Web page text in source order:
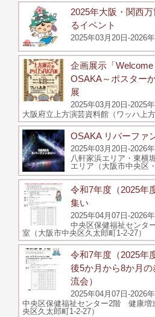
2025年大阪・関西
るイベント
2025年03月20日-2026
企画展示「Welcome
OSAKA～ポスター
展
2025年03月20日-2025
大阪府立上方演芸資料館（ワッハ上方
OSAKA リバーファ
2025年03月20日-2026
八軒家浜エリア・東横
エリア（大阪市中央区
令和7年度（2025年
集い
2025年04月07日-2026
中央区保健福祉センタ
室（大阪市中央区久太郎町1-2-27）
令和7年度（2025年
後5か月から8か月
流会）
2025年04月07日-2026
中央区保健福祉センター2階 健康増
央区久太郎町1-2-27）